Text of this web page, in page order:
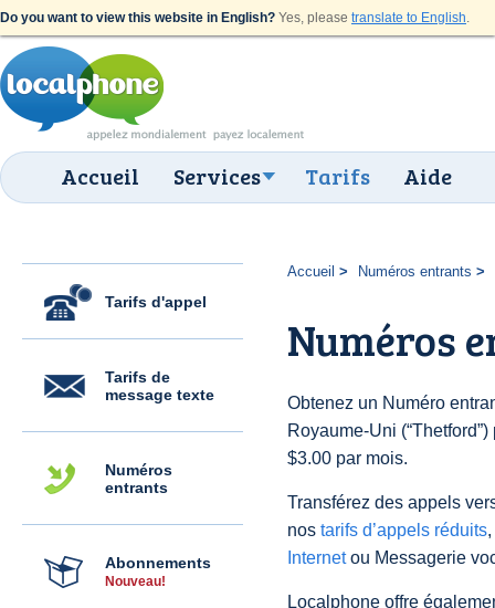
Do you want to view this website in English? Yes, please translate to English.
Accueil Services Tarifs Aide
Tarifs d'appel
Tarifs de
message texte
Numéros
entrants
Abonnements
Nouveau!
Accueil Numéros entrants
Numéros
Obtenez un Numéro
Royaume-Uni
$3.00 par mois.
Transférez des appels
nos tarifs d’appels réduits
Internetou Messagerie
Localphone offre